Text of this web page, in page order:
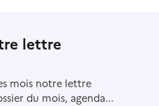
lettre
mois notre lettre
du mois, agenda...